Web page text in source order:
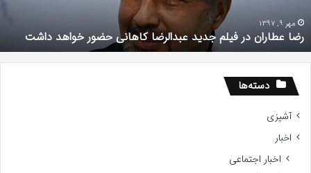
خواهد
داشت
مهر 9, 1397
رضا عطاران در فیلم جدید عبدالرضا کاهانی حضور خواهد داشت
دسته‌ها
آشپزی
اخبار
اخبار اجتماعی